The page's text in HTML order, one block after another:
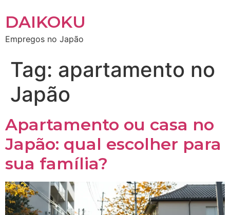
DAIKOKU
Empregos no Japão
Tag: apartamento no
Japão
Apartamento ou casa no
Japão: qual escolher para
sua família?